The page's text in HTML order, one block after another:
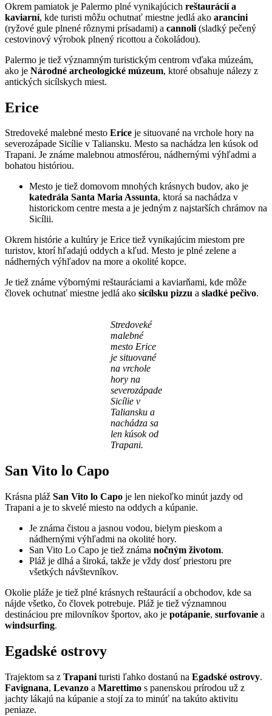
Okrem pamiatok je Palermo plné vynikajúcich reštaurácií a
kaviarní, kde turisti môžu ochutnať miestne jedlá ako arancini
(ryžové gule plnené rôznymi prísadami) a cannoli (sladký pečený
cestovinový výrobok plnený ricottou a čokoládou).
Palermo je tiež významným turistickým centrom vďaka múzeám,
ako je Národné archeologické múzeum, ktoré obsahuje nálezy z
antických sicílskych miest.
Erice
Stredoveké malebné mesto Erice je situované na vrchole hory na
severozápade Sicílie v Taliansku. Mesto sa nachádza len kúsok od
Trapani. Je známe malebnou atmosférou, nádhernými výhľadmi a
bohatou históriou.
Mesto je tiež domovom mnohých krásnych budov, ako je
katedrála Santa Maria Assunta, ktorá sa nachádza v
historickom centre mesta a je jedným z najstarších chrámov na
Sicílii.
Okrem histórie a kultúry je Erice tiež vynikajúcim miestom pre
turistov, ktorí hľadajú oddych a kľud. Mesto je plné zelene a
nádherných výhľadov na more a okolité kopce.
Je tiež známe výbornými reštauráciami a kaviarňami, kde môže
človek ochutnať miestne jedlá ako sicílsku pizzu a sladké pečivo.
Stredoveké
malebné
mesto Erice
je situované
na vrchole
hory na
severozápade
Sicílie v
Taliansku a
nachádza sa
len kúsok od
Trapani.
San Vito lo Capo
Krásna pláž San Vito lo Capo je len niekoľko minút jazdy od
Trapani a je to skvelé miesto na oddych a kúpanie.
Je známa čistou a jasnou vodou, bielym pieskom a
nádhernými výhľadmi na okolité hory.
San Vito Lo Capo je tiež známa nočným životom.
Pláž je dlhá a široká, takže je vždy dosť priestoru pre
všetkých návštevníkov.
Okolie pláže je tiež plné krásnych reštaurácií a obchodov, kde sa
nájde všetko, čo človek potrebuje. Pláž je tiež významnou
destináciou pre milovníkov športov, ako je potápanie, surfovanie a
windsurfing.
Egadské ostrovy
Trajektom sa z Trapani turisti ľahko dostanú na Egadské ostrovy.
Favignana, Levanzo a Marettimo s panenskou prírodou už z
jachty lákajú na kúpanie a stojí za to minúť na takúto aktivitu
peniaze.